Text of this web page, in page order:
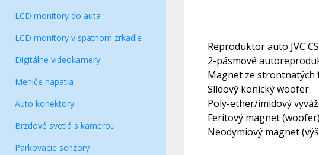
LCD monitory do auta
LCD monitory v spätnom zrkadle
Digitálne videokamery
Meniče napatia
Auto konektory
Brzdové svetlá s kamerou
Parkovacie senzory
Reproduktor auto JVC
2-pásmové
Magnet ze
Slídový konický woofer
Poly-ether/imidový
Feritový magnet (woofer)
Neodymiový magnet